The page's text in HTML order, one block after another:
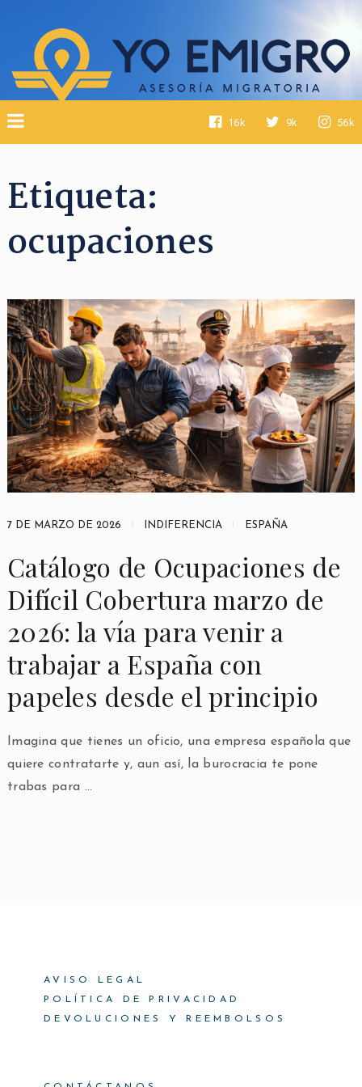
16k 9k 56k
Etiqueta:
ocupaciones
7 DE MARZO DE 2026 INDIFERENCIA ESPAÑA
Catálogo de Ocupaciones de
Difícil Cobertura marzo de
2026: la vía para venir a
trabajar a España con
papeles desde el principio
Imagina que tienes un oficio, una empresa española que
quiere contratarte y, aun así, la burocracia te pone
trabas para …
AVISO LEGAL
POLÍTICA DE PRIVACIDAD
DEVOLUCIONES Y REEMBOLSOS